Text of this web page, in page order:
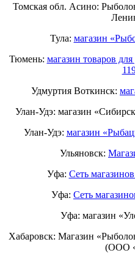
Томская обл. Асино:
Тула: магазин
Тюмень: магазин товаров
Удмуртия Воткинск:
Улан-Удэ: магазин
Улан-Удэ: магазин
Ульяновск:
Уфа: Сеть
Уфа: Сеть
Уфа: магазин
Хабаровск: Магазин
(ООО